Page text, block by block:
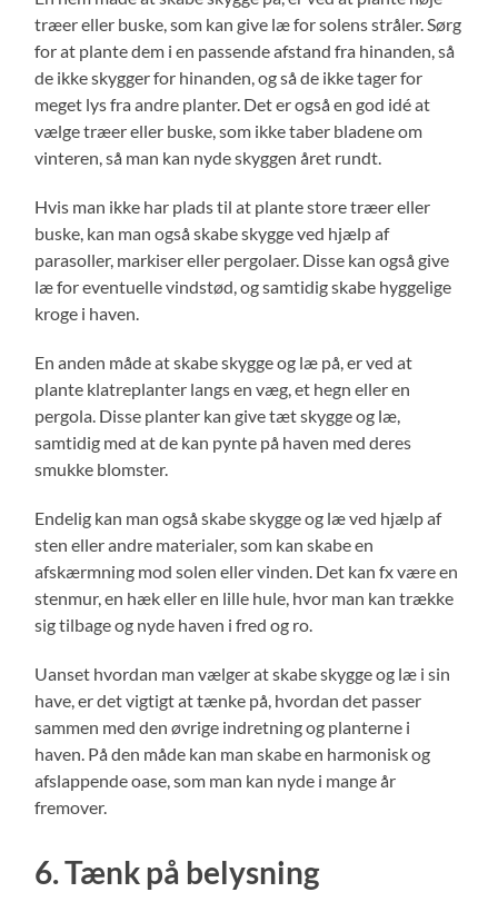
træer eller buske, som kan give læ for solens stråler. Sørg
for at plante dem i en passende afstand fra hinanden, så
de ikke skygger for hinanden, og så de ikke tager for
meget lys fra andre planter. Det er også en god idé at
vælge træer eller buske, som ikke taber bladene om
vinteren, så man kan nyde skyggen året rundt.
Hvis man ikke har plads til at plante store træer eller
buske, kan man også skabe skygge ved hjælp af
parasoller, markiser eller pergolaer. Disse kan også give
læ for eventuelle vindstød, og samtidig skabe hyggelige
kroge i haven.
En anden måde at skabe skygge og læ på, er ved at
plante klatreplanter langs en væg, et hegn eller en
pergola. Disse planter kan give tæt skygge og læ,
samtidig med at de kan pynte på haven med deres
smukke blomster.
Endelig kan man også skabe skygge og læ ved hjælp af
sten eller andre materialer, som kan skabe en
afskærmning mod solen eller vinden. Det kan fx være en
stenmur, en hæk eller en lille hule, hvor man kan trække
sig tilbage og nyde haven i fred og ro.
Uanset hvordan man vælger at skabe skygge og læ i sin
have, er det vigtigt at tænke på, hvordan det passer
sammen med den øvrige indretning og planterne i
haven. På den måde kan man skabe en harmonisk og
afslappende oase, som man kan nyde i mange år
fremover.
6. Tænk på belysning